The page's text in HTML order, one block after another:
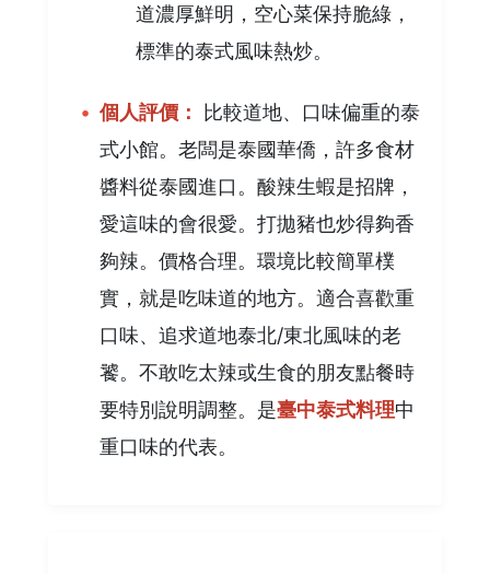
道濃厚鮮明，空心菜保持脆綠，
標準的泰式風味熱炒。
個人評價：
比較道地、口味偏重的泰
式小館。老闆是泰國華僑，許多食材
醬料從泰國進口。酸辣生蝦是招牌，
愛這味的會很愛。打拋豬也炒得夠香
夠辣。價格合理。環境比較簡單樸
實，就是吃味道的地方。適合喜歡重
口味、追求道地泰北/東北風味的老
饕。不敢吃太辣或生食的朋友點餐時
要特別說明調整。是臺中泰式料理中
重口味的代表。